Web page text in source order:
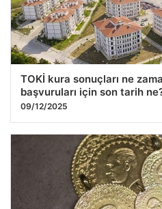
TOKİ kura sonuçları ne
başvuruları için son tarih
09/12/2025